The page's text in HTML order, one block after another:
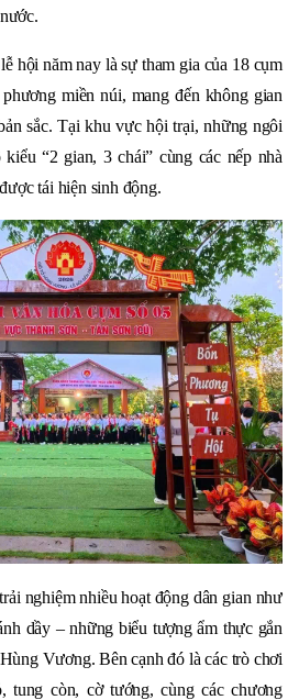
hội năm nay là sự tham gia của 18 cụm
miền núi, mang đến không gian
sắc. Tại khu vực hội trại, những ngôi
“2 gian, 3 chái” cùng các nếp nhà
tái hiện sinh động.
nghiệm nhiều hoạt động dân gian như
dầy – những biểu tượng ẩm thực gắn
Vương. Bên cạnh đó là các trò chơi
tung còn, cờ tướng, cùng các chương